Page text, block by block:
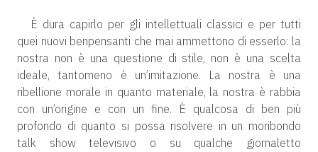
È dura capirlo per gli intellettuali classici e per tutti
quei nuovi benpensanti che mai ammettono di esserlo: la
nostra non è una questione di stile, non è una scelta
ideale, tantomeno è un’imitazione. La nostra è una
ribellione morale in quanto materiale, la nostra è rabbia
con un’origine e con un fine. È qualcosa di ben più
profondo di quanto si possa risolvere in un moribondo
talk show televisivo o su qualche giornaletto